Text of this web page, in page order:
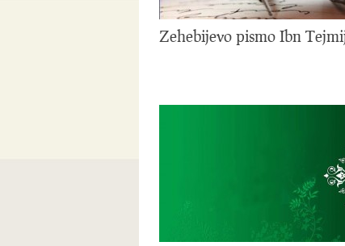
Zehebijevo pismo Ibn